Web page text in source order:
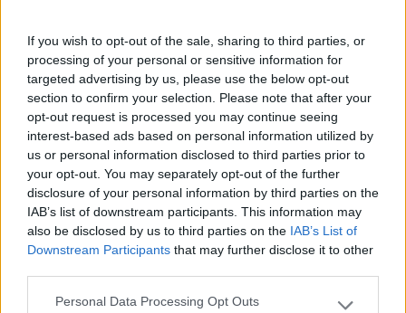
If you wish to opt-out of the sale, sharing to third parties, or
processing of your personal or sensitive information for
targeted advertising by us, please use the below opt-out
section to confirm your selection. Please note that after your
opt-out request is processed you may continue seeing
interest-based ads based on personal information utilized by
us or personal information disclosed to third parties prior to
your opt-out. You may separately opt-out of the further
disclosure of your personal information by third parties on the
IAB’s list of downstream participants. This information may
also be disclosed by us to third parties on the IAB’s List of
Downstream Participants that may further disclose it to other
Please note that this website/app uses one or more Google
Personal Data Processing Opt Outs
Area di sosta (PS)
Centro Ippico Campo di Bonis
5,5 2
Servizi / Posizione
Presso agriturismo "Coop. Campo di Bonis" possibilità
di...
Taipana (UD) - 43.9km